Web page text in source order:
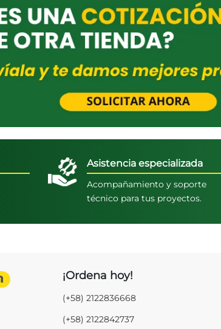
Asistencia especializada
Acompañamiento y soporte
técnico para tus proyectos.
¡Ordena hoy!
(+58) 2122836668
(+58) 2122842737